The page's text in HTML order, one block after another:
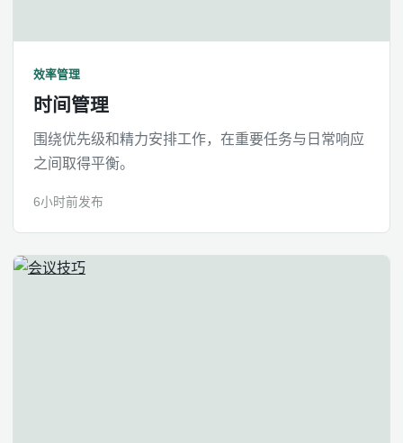
效率管理
时间管理
围绕优先级和精力安排工作，在重要任务与日常响应
之间取得平衡。
6小时前发布